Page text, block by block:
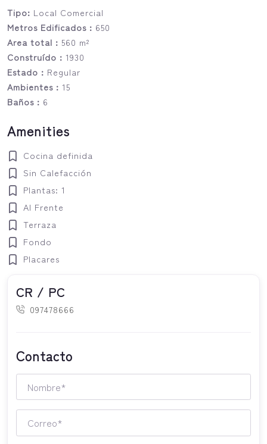
Tipo: Local Comercial
Metros Edificados : 650
Area total : 560 m²
Construído : 1930
Estado : Regular
Ambientes : 15
Baños : 6
Amenities
Cocina definida
Sin Calefacción
Plantas: 1
Al Frente
Terraza
Fondo
Placares
CR / PC
097478666
Contacto